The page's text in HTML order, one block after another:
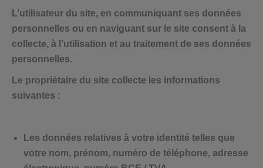
L’utilisateur du site, en communiquant ses données
personnelles ou en naviguant sur le site consent à la
collecte, à l’utilisation et au traitement de ses données
personnelles.
Le propriétaire du site collecte les informations
suivantes :
Les données relatives à votre identité telles que
votre nom, prénom, numéro de téléphone, adresse